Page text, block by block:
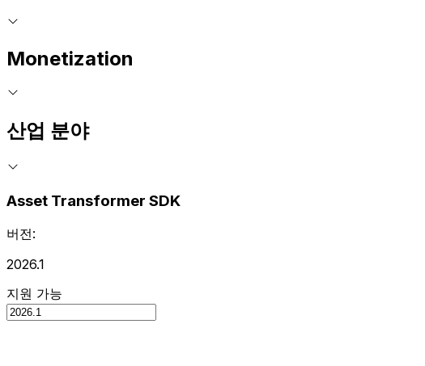
Monetization
산업 분야
Asset Transformer SDK
버전:
2026.1
지원 가능